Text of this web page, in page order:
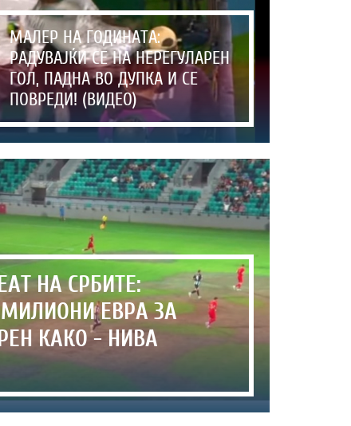
МАЛЕР НА ГОДИНАТА:
РАДУВАЈЌИ СЕ НА НЕРЕГУЛАРЕН
ГОЛ, ПАДНА ВО ДУПКА И СЕ
ПОВРЕДИ! (ВИДЕО)
НА СРБИТЕ:
ЕВРА ЗА
КАКО - НИВА